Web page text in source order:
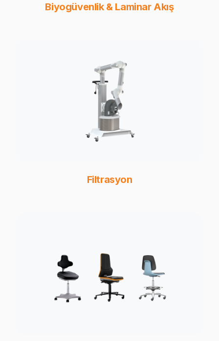
Biyogüvenlik & Laminar Akış
Filtrasyon